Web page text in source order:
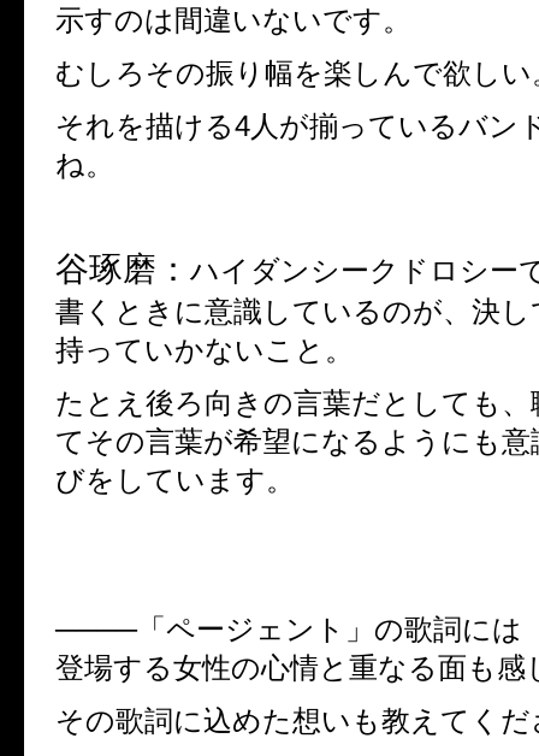
示すのは間違いないです。
むしろその振り幅を楽しんで欲しい
それを描ける4人が揃っているバン
ね。
谷琢磨： ハイダンシークドロシー
書くときに意識しているのが、決
持っていかないこと。
たとえ後ろ向きの言葉だとしても
てその言葉が希望になるようにも意
びをしています。
────「ページェント」の歌詞には
登場する女性の心情と重なる面も感
その歌詞に込めた想いも教えてくだ